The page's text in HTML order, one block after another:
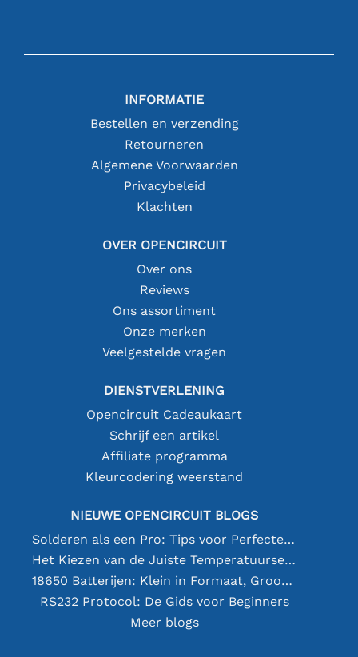
INFORMATIE
Bestellen en verzending
Retourneren
Algemene Voorwaarden
Privacybeleid
Klachten
OVER OPENCIRCUIT
Over ons
Reviews
Ons assortiment
Onze merken
Veelgestelde vragen
DIENSTVERLENING
Opencircuit Cadeaukaart
Schrijf een artikel
Affiliate programma
Kleurcodering weerstand
NIEUWE OPENCIRCUIT BLOGS
Solderen als een Pro: Tips voor Perfecte Elektronische Verbindingen
Het Kiezen van de Juiste Temperatuursensor [youtube]
18650 Batterijen: Klein in Formaat, Groot in Prestatie
RS232 Protocol: De Gids voor Beginners
Meer blogs